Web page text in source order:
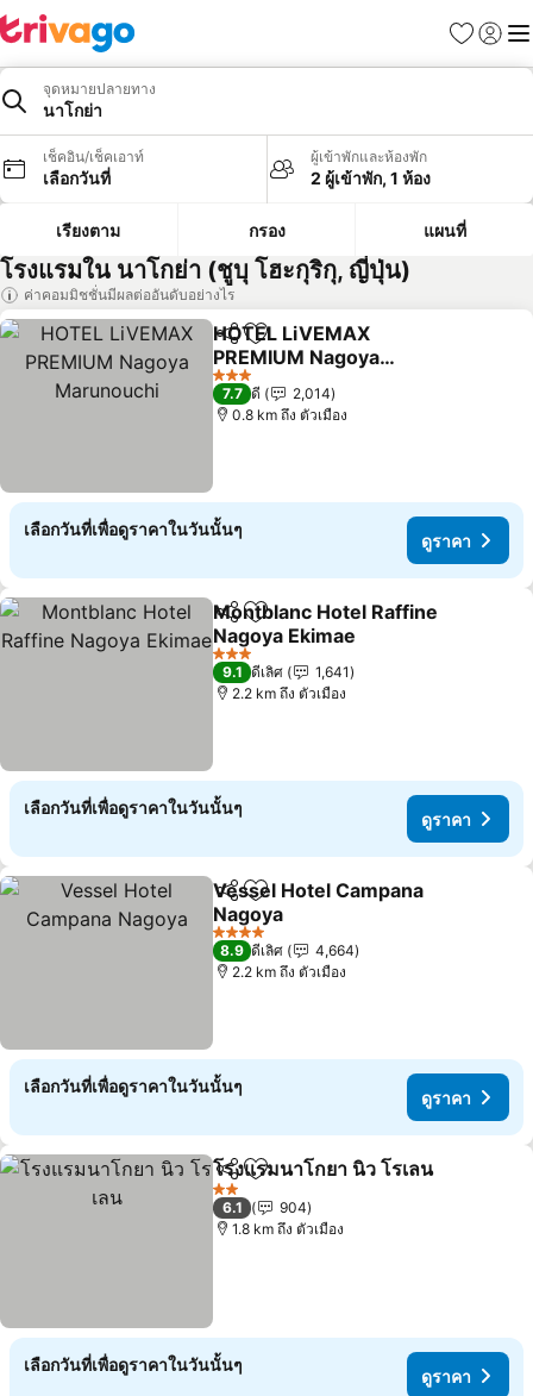
รายการโป
เข้าสู่ร
เมนู
จุดหมายปลายทาง
นาโกย่า
เช็คอิน/เช็คเอาท์
เลือกวันที่
ผู้เข้าพักและห้องพัก
2 ผู้เข้าพัก, 1 ห้อง
เรียงตาม กรอง แผนที่
โรงแรมใน นาโกย่า (ชูบุ โฮะกุริกุ, ญี่ปุ่น)
ค่าคอมมิชชั่นมีผลต่ออันดับอย่างไร
แชร์ เพิ่มในรายการโปรด
HOTEL LiVEMAX
PREMIUM Nagoya
Marunouchi
ดูราคา
3 ดาว
7.7 ดี
2,014
0.8 km ถึง ตัวเมือง
เลือกวันที่เพื่อดูราคาในวันนั้นๆ
ดูราคา
แชร์ เพิ่มในรายการโปรด
Montblanc Hotel Raffine
Nagoya Ekimae
ดูราคา
3 ดาว
9.1 ดีเลิศ
1,641
2.2 km ถึง ตัวเมือง
เลือกวันที่เพื่อดูราคาในวันนั้นๆ
ดูราคา
แชร์ เพิ่มในรายการโปรด
Vessel Hotel Campana
Nagoya
ดูราคา
4 ดาว
8.9 ดีเลิศ
4,664
2.2 km ถึง ตัวเมือง
เลือกวันที่เพื่อดูราคาในวันนั้นๆ
ดูราคา
แชร์ เพิ่มในรายการโปรด
โรงแรมนาโกยา นิว โรเลน
2 ดาว
6.1
904
1.8 km ถึง ตัวเมือง
เลือกวันที่เพื่อดูราคาในวันนั้นๆ
ดูราคา